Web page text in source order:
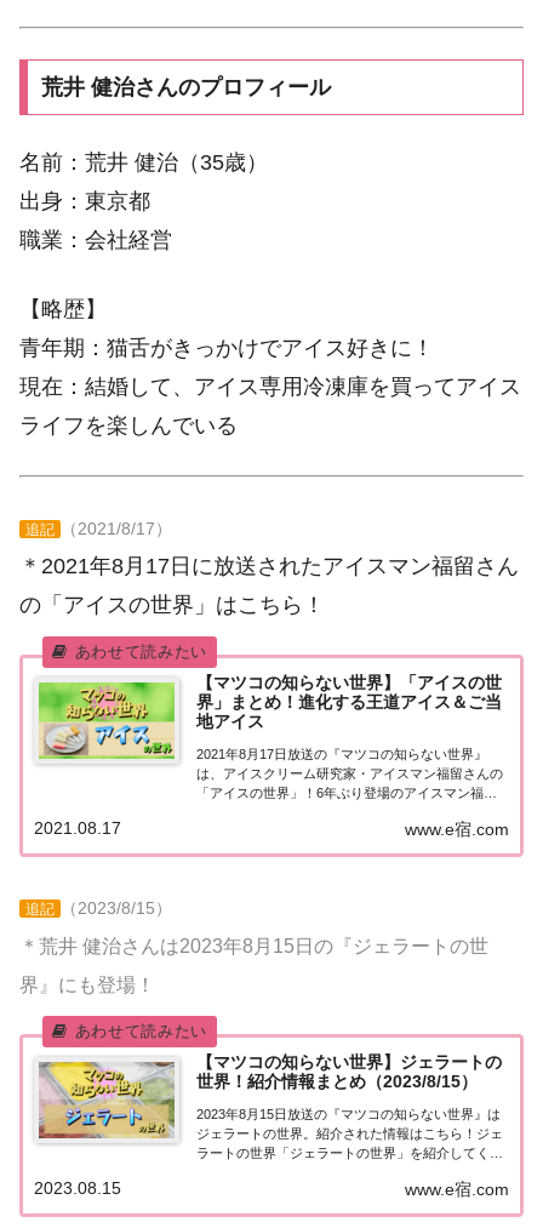
荒井 健治さんのプロフィール
名前：荒井 健治（35歳）
出身：東京都
職業：会社経営
【略歴】
青年期：猫舌がきっかけでアイス好きに！
現在：結婚して、アイス専用冷凍庫を買ってアイス
ライフを楽しんでいる
追記 （2021/8/17）
＊2021年8月17日に放送されたアイスマン福留さん
の「アイスの世界」はこちら！
【マツコの知らない世界】「アイスの世
界」まとめ！進化する王道アイス＆ご当
地アイス
2021年8月17日放送の『マツコの知らない世界』
は、アイスクリーム研究家・アイスマン福留さんの
「アイスの世界」！6年ぶり登場のアイスマン福留
アイス、業界が震撼した（秘）フレーバーまで、こ
の夏絶対食べたい絶品アイスを教えてくれまし
www.e宿.com
2021.08.17
追記 （2023/8/15）
＊荒井 健治さんは2023年8月15日の『ジェラートの世
界』にも登場！
【マツコの知らない世界】ジェラートの
世界！紹介情報まとめ（2023/8/15）
2023年8月15日放送の『マツコの知らない世界』は
ジェラートの世界。紹介された情報はこちら！ジェ
ラートの世界「ジェラートの世界」を紹介してくれ
さん。「ジェラートこそアイスの完成形」！アイス
の実・ハーゲンダッツは実はジェラート製法の...
www.e宿.com
2023.08.15